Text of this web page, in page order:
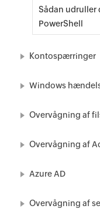
Sådan udruller
PowerShell
Kontospærringer
Windows
Overvågning af
Overvågning af
Azure AD
Overvågning af